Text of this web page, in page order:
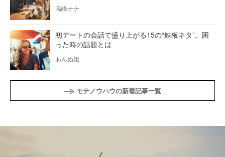
高峰ナナ
初デートの会話で盛り上がる15の“鉄板ネタ”。困
った時の話題とは
あんぬ姐
モテノウハウの新着記事一覧